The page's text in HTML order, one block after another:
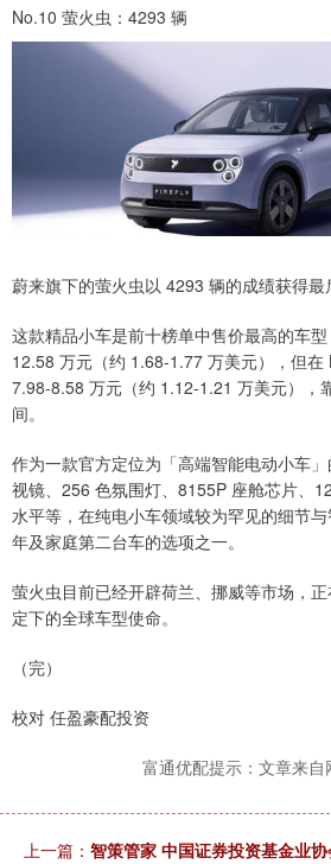
No.10 萤火虫：4293 辆
蔚来旗下的萤火虫以 4293 辆的成绩获得最
这款精品小车是前十榜单中售价最高的车
12.58 万元（约 1.68-1.77 万美元），但在
7.98-8.58 万元（约 1.12-1.21 万美元），
间。
作为一款官方定位为「高端智能电动小车
视镜、256 色氛围灯、8155P 座舱芯片、
水平等，在纯电小车领域较为罕见的细节
年及家庭第二台车的选项之一。
萤火虫目前已经开辟荷兰、挪威等市场，
定下的全球车型使命。
（完）
校对 任盈豪配投资
富通优配提示：文章来自
上一篇： 智策管家 中国证券投资基金业